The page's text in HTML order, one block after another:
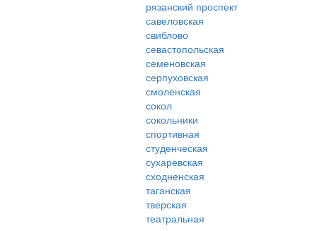
рязанский проспект
савеловская
свиблово
севастопольская
семеновская
серпуховская
смоленская
сокол
сокольники
спортивная
студенческая
сухаревская
сходненская
таганская
тверская
театральная